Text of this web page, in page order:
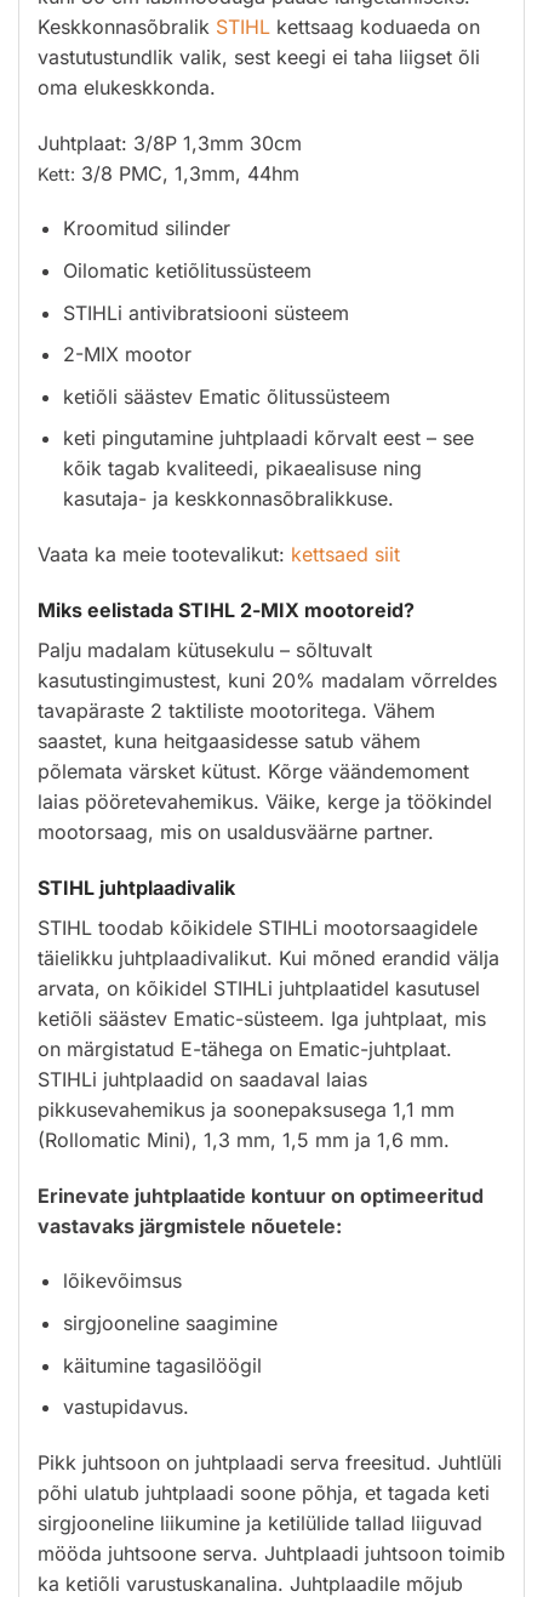
Keskkonnasõbralik STIHL kettsaag koduaeda on
vastutustundlik valik, sest keegi ei taha liigset õli
oma elukeskkonda.
Juhtplaat: 3/8P 1,3mm 30cm
Kett: 3/8 PMC, 1,3mm, 44hm
Kroomitud silinder
Oilomatic ketiõlitussüsteem
STIHLi antivibratsiooni süsteem
2-MIX mootor
ketiõli säästev Ematic õlitussüsteem
keti pingutamine juhtplaadi kõrvalt eest – see
kõik tagab kvaliteedi, pikaealisuse ning
kasutaja- ja keskkonnasõbralikkuse.
Vaata ka meie tootevalikut: kettsaed siit
Miks eelistada STIHL 2-MIX mootoreid?
Palju madalam kütusekulu – sõltuvalt
kasutustingimustest, kuni 20% madalam võrreldes
tavapäraste 2 taktiliste mootoritega. Vähem
saastet, kuna heitgaasidesse satub vähem
põlemata värsket kütust. Kõrge väändemoment
laias pööretevahemikus. Väike, kerge ja töökindel
mootorsaag, mis on usaldusväärne partner.
STIHL juhtplaadivalik
STIHL toodab kõikidele STIHLi mootorsaagidele
täielikku juhtplaadivalikut. Kui mõned erandid välja
arvata, on kõikidel STIHLi juhtplaatidel kasutusel
ketiõli säästev Ematic-süsteem. Iga juhtplaat, mis
on märgistatud E-tähega on Ematic-juhtplaat.
STIHLi juhtplaadid on saadaval laias
pikkusevahemikus ja soonepaksusega 1,1 mm
(Rollomatic Mini), 1,3 mm, 1,5 mm ja 1,6 mm.
Erinevate juhtplaatide kontuur on optimeeritud
vastavaks järgmistele nõuetele:
lõikevõimsus
sirgjooneline saagimine
käitumine tagasilöögil
vastupidavus.
Pikk juhtsoon on juhtplaadi serva freesitud. Juhtlüli
põhi ulatub juhtplaadi soone põhja, et tagada keti
sirgjooneline liikumine ja ketilülide tallad liiguvad
mööda juhtsoone serva. Juhtplaadi juhtsoon toimib
ka ketiõli varustuskanalina. Juhtplaadile mõjub